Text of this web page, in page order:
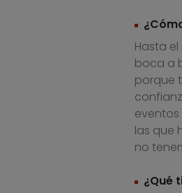
Hasta
boca a
porque
las que
no
¿Qué